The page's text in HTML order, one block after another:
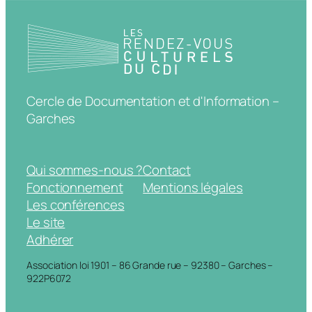
Cercle de Documentation et d'Information –
Garches
Qui sommes-nous ?
Fonctionnement
Les conférences
Le site
Adhérer
Contact
Mentions légales
Association loi 1901 – 86 Grande rue – 92380 – Garches –
922P6072